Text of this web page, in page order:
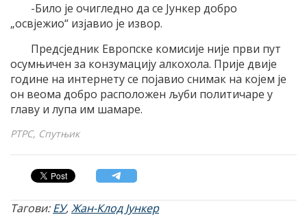
-Било је очигледно да се Јункер добро
„освјежио“ изјавио је извор.
Предсједник Европске комисије није први пут
осумњичен за конзумацију алкохола. Прије двије
године на интернету се појавио снимак на којем је
он веома добро расположен љуби политичаре у
главу и лупа им шамаре.
РТРС, Спутњик
Тагови:ЕУ,Жан-Клод Јункер